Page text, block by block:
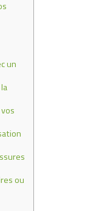
un
ou